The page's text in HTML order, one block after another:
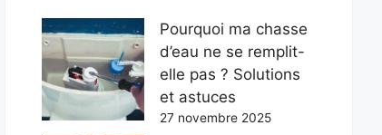
Pourquoi ma chasse
d’eau ne se remplit-
elle pas ? Solutions
et astuces
27 novembre 2025